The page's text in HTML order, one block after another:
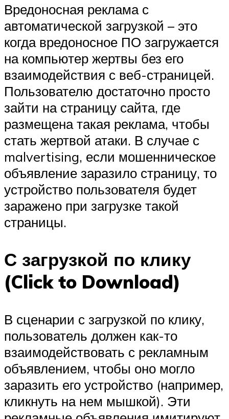
Вредоносная реклама с
автоматической загрузкой – это
когда вредоносное ПО загружается
на компьютер жертвы без его
взаимодействия с веб-страницей.
Пользователю достаточно просто
зайти на страницу сайта, где
размещена такая реклама, чтобы
стать жертвой атаки. В случае с
malvertising, если мошенническое
объявление заразило страницу, то
устройство пользователя будет
заражено при загрузке такой
страницы.
С загрузкой по клику
(Click to Download)
В сценарии с загрузкой по клику,
пользователь должен как-то
взаимодействовать с рекламным
объявлением, чтобы оно могло
заразить его устройство (например,
кликнуть на нем мышкой). Эти